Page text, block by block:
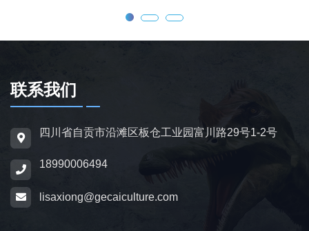
大型雕塑，覆盖霸王龙、三角龙、剑龙、长颈
龙、翼龙等常见品类，同时支持恐龙化石骨架
场景摆放。
为适配亲子游乐场景，公司推出恐龙电动车与
防滑车轮、限速装置及安全扶手，适用于乐
联系我们
四川省自贡市沿滩区板仓工业园富川路29号1-2号
18990006494
lisaxiong@gecaiculture.com